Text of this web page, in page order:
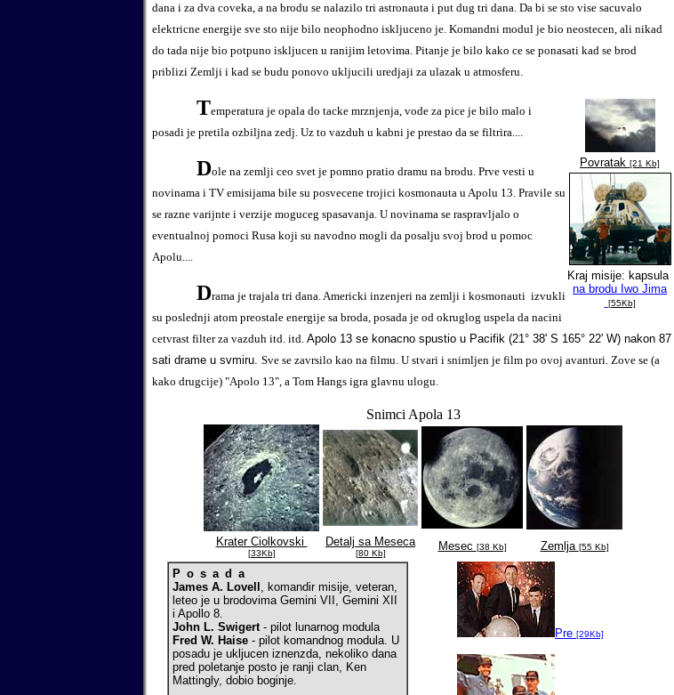
dana i za dva coveka, a na brodu se nalazilo tri astronauta i put dug tri dana. Da bi se sto vise sacuvalo
elektricne energije sve sto nije bilo neophodno iskljuceno je. Komandni modul je bio neostecen, ali nikad
do tada nije bio potpuno iskljucen u ranijim letovima. Pitanje je bilo kako ce se ponasati kad se brod
priblizi Zemlji i kad se budu ponovo ukljucili uredjaji za ulazak u atmosferu.
Povratak [21 Kb]
Kraj misije: kapsula
na brodu Iwo Jima
[55Kb]
Temperatura je opala do tacke mrznjenja, vode za pice je bilo malo i
posadi je pretila ozbiljna zedj. Uz to vazduh u kabni je prestao da se filtrira....
Dole na zemlji ceo svet je pomno pratio dramu na brodu. Prve vesti u
novinama i TV emisijama bile su posvecene trojici kosmonauta u Apolu 13. Pravile su
se razne varijnte i verzije moguceg spasavanja. U novinama se raspravljalo o
eventualnoj pomoci Rusa koji su navodno mogli da posalju svoj brod u pomoc
Apolu....
Drama je trajala tri dana. Americki inzenjeri na zemlji i kosmonauti izvukli
su poslednji atom preostale energije sa broda, posada je od okruglog uspela da nacini
cetvrast filter za vazduh itd. itd. Apolo 13 se konacno spustio u Pacifik (21° 38' S 165° 22' W) nakon 87
sati drame u svmiru. Sve se zavrsilo kao na filmu. U stvari i snimljen je film po ovoj avanturi. Zove se (a
kako drugcije) "Apolo 13", a Tom Hangs igra glavnu ulogu.
Snimci Apola 13
Krater Ciolkovski
[33Kb]
Detalj sa Meseca
[80 Kb]
Mesec [38 Kb] Zemlja [55 Kb]
Posada
James A. Lovell , komandir misije, veteran,
leteo je u brodovima Gemini VII, Gemini XII
i Apollo 8.
John L. Swigert- pilot lunarnog modula
Fred W. Haise - pilot komandnog modula. U
posadu je ukljucen iznenzda, nekoliko dana
pred poletanje posto je ranji clan, Ken
Mattingly, dobio boginje.
Pre [29Kb]